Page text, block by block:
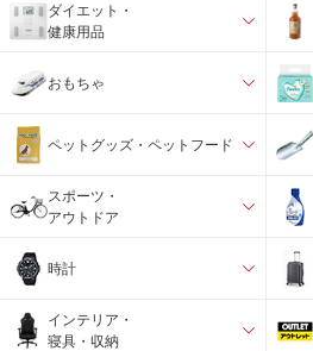
ダイエット・
健康用品
おもちゃ
ペットグッズ・ペットフード
スポーツ・
アウトドア
時計
インテリア・
寝具・収納